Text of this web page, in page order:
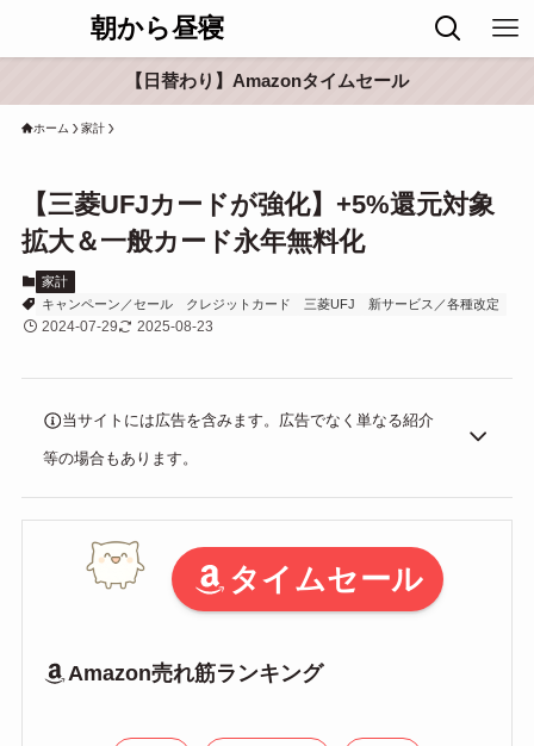
朝から昼寝
【日替わり】Amazonタイムセール
ホーム 家計
【三菱UFJカードが強化】+5%還元対象
拡大＆一般カード永年無料化
家計
キャンペーン／セール
クレジットカード 三菱UFJ 新サービス／各種改定
2024-07-29 2025-08-23
当サイトには広告を含みます。広告でなく単なる紹介
等の場合もあります。
タイムセール
Amazon売れ筋ランキング